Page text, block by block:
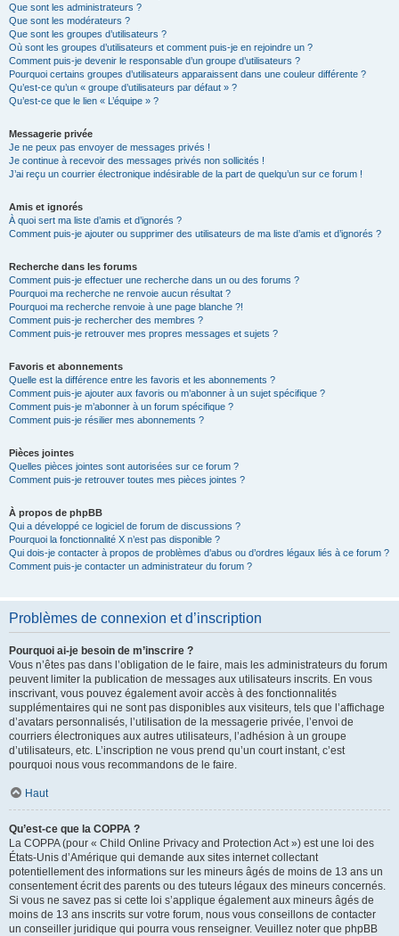
Que sont les administrateurs ?
Que sont les modérateurs ?
Que sont les groupes d’utilisateurs ?
Où sont les groupes d’utilisateurs et comment puis-je en rejoindre un ?
Comment puis-je devenir le responsable d’un groupe d’utilisateurs ?
Pourquoi certains groupes d’utilisateurs apparaissent dans une couleur différente ?
Qu’est-ce qu’un « groupe d’utilisateurs par défaut » ?
Qu’est-ce que le lien « L’équipe » ?
Messagerie privée
Je ne peux pas envoyer de messages privés !
Je continue à recevoir des messages privés non sollicités !
J’ai reçu un courrier électronique indésirable de la part de quelqu’un sur ce forum !
Amis et ignorés
À quoi sert ma liste d’amis et d’ignorés ?
Comment puis-je ajouter ou supprimer des utilisateurs de ma liste d’amis et d’ignorés ?
Recherche dans les forums
Comment puis-je effectuer une recherche dans un ou des forums ?
Pourquoi ma recherche ne renvoie aucun résultat ?
Pourquoi ma recherche renvoie à une page blanche ?!
Comment puis-je rechercher des membres ?
Comment puis-je retrouver mes propres messages et sujets ?
Favoris et abonnements
Quelle est la différence entre les favoris et les abonnements ?
Comment puis-je ajouter aux favoris ou m’abonner à un sujet spécifique ?
Comment puis-je m’abonner à un forum spécifique ?
Comment puis-je résilier mes abonnements ?
Pièces jointes
Quelles pièces jointes sont autorisées sur ce forum ?
Comment puis-je retrouver toutes mes pièces jointes ?
À propos de phpBB
Qui a développé ce logiciel de forum de discussions ?
Pourquoi la fonctionnalité X n’est pas disponible ?
Qui dois-je contacter à propos de problèmes d’abus ou d’ordres légaux liés à ce forum ?
Comment puis-je contacter un administrateur du forum ?
Problèmes de connexion et d’inscription
Pourquoi ai-je besoin de m’inscrire ?
Vous n’êtes pas dans l’obligation de le faire, mais les administrateurs du forum
peuvent limiter la publication de messages aux utilisateurs inscrits. En vous
inscrivant, vous pouvez également avoir accès à des fonctionnalités
supplémentaires qui ne sont pas disponibles aux visiteurs, tels que l’affichage
d’avatars personnalisés, l’utilisation de la messagerie privée, l’envoi de
courriers électroniques aux autres utilisateurs, l’adhésion à un groupe
d’utilisateurs, etc. L’inscription ne vous prend qu’un court instant, c’est
pourquoi nous vous recommandons de le faire.
Haut
Qu’est-ce que la COPPA ?
La COPPA (pour « Child Online Privacy and Protection Act ») est une loi des
États-Unis d’Amérique qui demande aux sites internet collectant
potentiellement des informations sur les mineurs âgés de moins de 13 ans un
consentement écrit des parents ou des tuteurs légaux des mineurs concernés.
Si vous ne savez pas si cette loi s’applique également aux mineurs âgés de
moins de 13 ans inscrits sur votre forum, nous vous conseillons de contacter
un conseiller juridique qui pourra vous renseigner. Veuillez noter que phpBB